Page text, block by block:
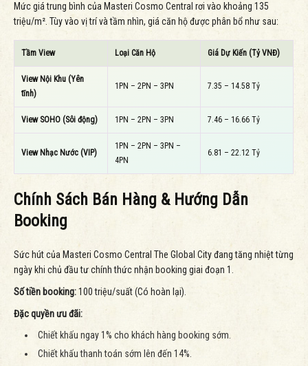
Mức giá trung bình của Masteri Cosmo Central rơi vào khoảng 135
triệu/m². Tùy vào vị trí và tầm nhìn, giá căn hộ được phân bổ như sau:
Tầm View Loại Căn Hộ Giá Dự Kiến (Tỷ VNĐ)
View Nội Khu (Yên
tĩnh)
1PN – 2PN – 3PN 7.35 – 14.58 Tỷ
View SOHO (Sôi động) 1PN – 2PN – 3PN 7.46 – 16.66 Tỷ
View Nhạc Nước (VIP)
1PN – 2PN – 3PN –
4PN
6.81 – 22.12 Tỷ
Chính Sách Bán Hàng & Hướng Dẫn
Booking
Sức hút của Masteri Cosmo Central The Global City đang tăng nhiệt từng
ngày khi chủ đầu tư chính thức nhận booking giai đoạn 1.
Số tiền booking:100 triệu/suất (Có hoàn lại).
Đặc quyền ưu đãi:
Chiết khấu ngay 1% cho khách hàng booking sớm.
Chiết khấu thanh toán sớm lên đến 14%.